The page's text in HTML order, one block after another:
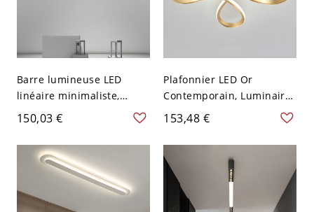
Barre lumineuse LED
linéaire minimaliste,
plafonnier encastré profil
bas pour couloir et
cuisine - Noir 110 V-120 V
119,38 cm Blanc
150,03 €
Plafonnier LED Or
Contemporain, Luminaire
Fleur Géométrique pour
Chambre Salon - 110 V-
120 V 50,8 cm Blanc
153,48 €